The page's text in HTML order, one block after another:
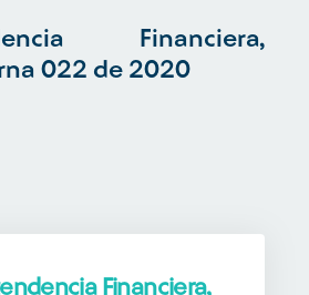
Financiera,
022 de 2020
Financiera,